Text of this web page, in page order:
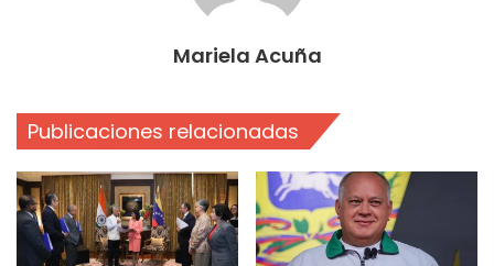
Mariela Acuña
Publicaciones relacionadas